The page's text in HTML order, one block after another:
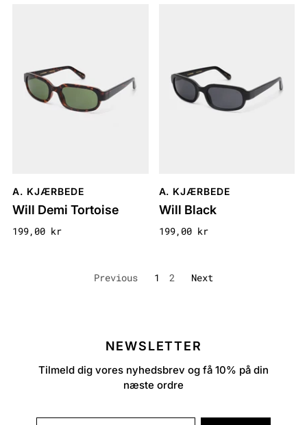
A. KJÆRBEDE
Will Demi Tortoise
199,00 kr
A. KJÆRBEDE
Will Black
199,00 kr
Previous 1 2 Next
NEWSLETTER
Tilmeld dig vores nyhedsbrev og få 10% på din
næste ordre